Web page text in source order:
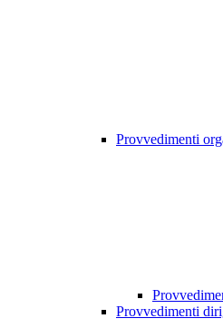
Provvedimenti
Provvedimenti